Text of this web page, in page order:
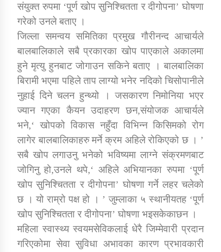
कार्यक्रम कार्यान्वयन एकाई जुम्लाको सुचना
कर्णाली प्राविधि शिक्षालय जुम्लाको सुचना
तातोपानी गाउँपालिकाको न्यायिक समिति सम्बन्धी सन्देश
तातोपानी गाउँपालिका जुम्लाको महिला तथा लैङ्गिक हिंसा
सम्बन्धी सूचना सन्देश
संयुक्त रुपमा ‘पूर्ण खोप सुनिश्चितता र दीगोपना’ घोषणा
गरेको उनले बताए ।
जिल्ला समन्वय समितिका प्रमुख गौरीनन्द आचार्यले
बालबालिकाले सबै प्रकारका खोप पाएकाले अकालमा
हुने मृत्यु हुनबाट जोगाउन सकिने बताए । बालबालिका
बिरामी भएमा पहिले ताप लाग्यो भनेर नदिको चिसोपानीले
नुहाई दिने चलन हुन्थ्यो । जसकारण निमोनिया भएर
ज्यान गएका कैयन उदाहरण छन,संयोजक आचार्यले
भने,‘ खोपको विकास नहुँदा विभिन्न किसिमको रोग
लागेर बालबालिकाहरु मर्ने क्रम अहिले रोकिएको छ । ’
सबै खोप लगाउनु भनेको भविष्यमा लाग्ने संक्रमणबाट
जोगिनु हो,उनले थपे,‘ अहिले अभियानका रुपमा ‘पूर्ण
खोप सुनिश्चितता र दीगोपना’ घोषणा गर्ने लहर चलेको
छ । यो राम्रो पक्ष हो । ’ जुम्लाका ५ स्थानीयतह ‘पूर्ण
खोप सुनिश्चितता र दीगोपना’ घोषणा भइसकेकाछन ।
महिला स्वास्थ्य स्वयमसेविकलाई धेरै जिम्मेवारी प्रदान
गरिएकोमा सेवा सुविधा अभावका कारण प्रभावकारी